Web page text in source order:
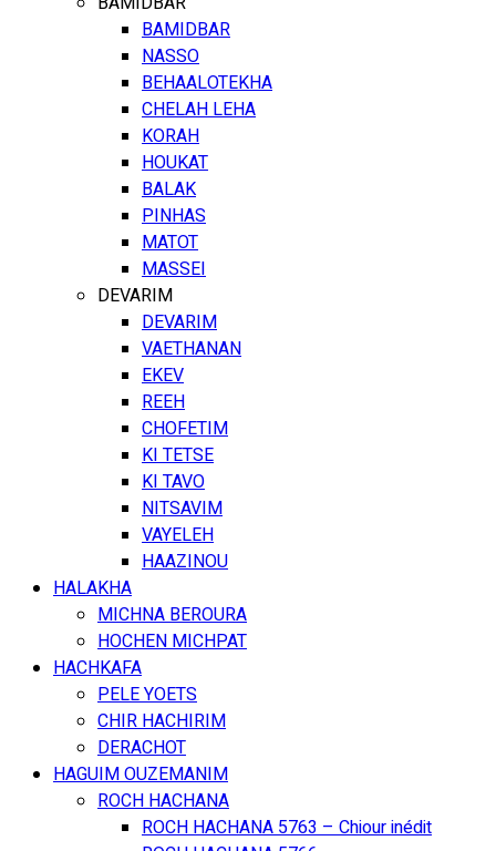
BAMIDBAR
NASSO
BEHAALOTEKHA
CHELAH LEHA
KORAH
HOUKAT
BALAK
PINHAS
MATOT
MASSEI
DEVARIM
DEVARIM
VAETHANAN
EKEV
REEH
CHOFETIM
KI TETSE
KI TAVO
NITSAVIM
VAYELEH
HAAZINOU
HALAKHA
MICHNA BEROURA
HOCHEN MICHPAT
HACHKAFA
PELE YOETS
CHIR HACHIRIM
DERACHOT
HAGUIM OUZEMANIM
ROCH HACHANA
ROCH HACHANA 5763 – Chiour inédit